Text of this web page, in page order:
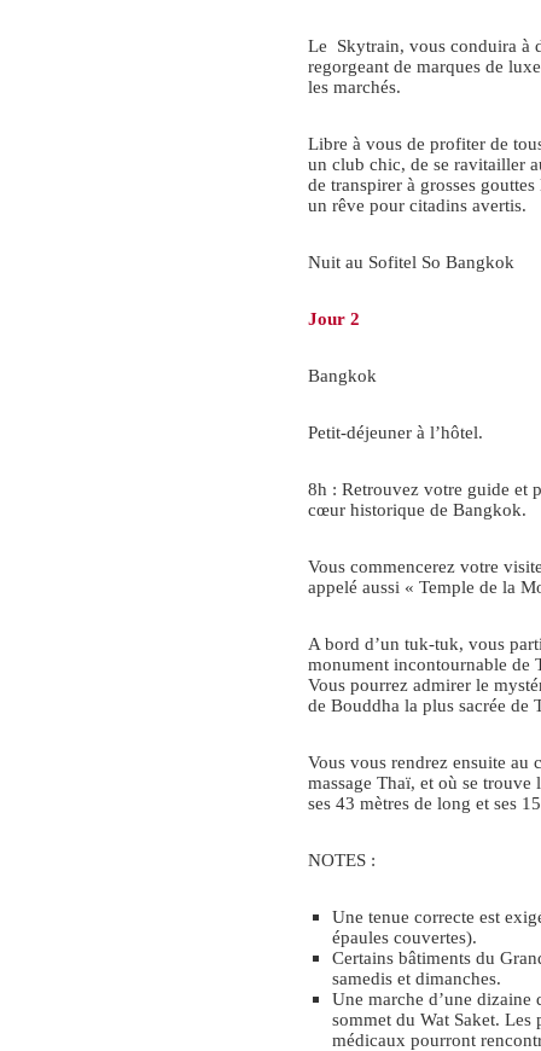
Le Skytrain, vous conduira à
regorgeant de marques de
les marchés.
Libre à vous de profiter de
un club chic, de se ravitailler
de transpirer à grosses
un rêve pour citadins avertis.
Nuit au Sofitel So Bangkok
Jour 2
Bangkok
Petit-déjeuner à l’hôtel.
8h : Retrouvez votre guide et
cœur historique de Bangkok.
Vous commencerez votre
appelé aussi « Temple de la
A bord d’un tuk-tuk, vous
monument incontournable de
Vous pourrez admirer le
de Bouddha la plus sacrée de
Vous vous rendrez ensuite au
massage Thaï, et où se
ses 43 mètres de long et ses
NOTES :
Une tenue correcte est
épaules couvertes).
Certains bâtiments du
samedis et dimanches.
Une marche d’une dizaine
sommet du Wat Saket. Les
médicaux pourront